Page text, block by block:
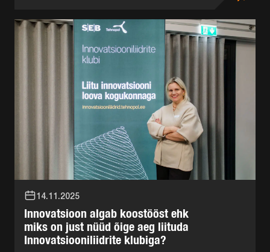
ettenägemise...
14.11.2025
Innovatsioon algab koostööst ehk
miks on just nüüd õige aeg liituda
Innovatsiooniliidrite klubiga?